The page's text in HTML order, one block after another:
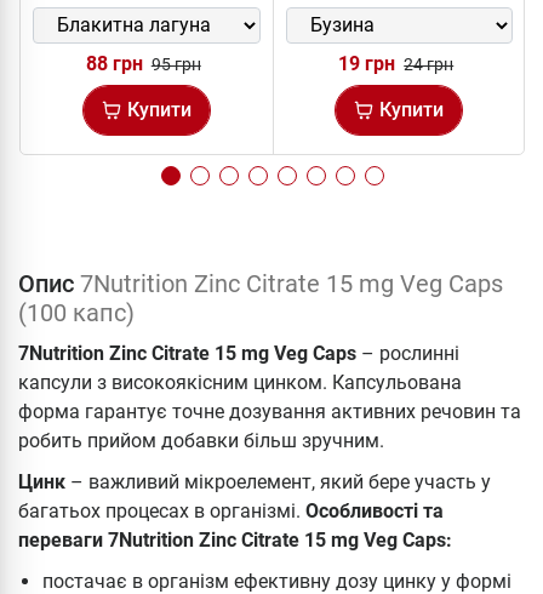
88 грн 95 грн
Купити
19 грн 24 грн
Купити
Опис 7Nutrition Zinc Citrate 15 mg Veg Caps
(100 капс)
7Nutrition Zinc Citrate 15 mg Veg Caps – рослинні
капсули з високоякісним цинком. Капсульована
форма гарантує точне дозування активних речовин та
робить прийом добавки більш зручним.
Цинк – важливий мікроелемент, який бере участь у
багатьох процесах в організмі. Особливості та
переваги 7Nutrition Zinc Citrate 15 mg Veg Caps:
постачає в організм ефективну дозу цинку у формі